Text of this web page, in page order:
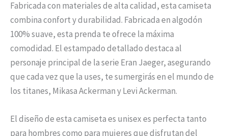
Fabricada con materiales de alta calidad, esta camiseta
combina confort y durabilidad. Fabricada en algodón
100% suave, esta prenda te ofrece la máxima
comodidad. El estampado detallado destaca al
personaje principal de la serie Eran Jaeger, asegurando
que cada vez que la uses, te sumergirás en el mundo de
los titanes, Mikasa Ackerman y Levi Ackerman.
El diseño de esta camiseta es unisex es perfecta tanto
para hombres como para mujeres que disfrutan del